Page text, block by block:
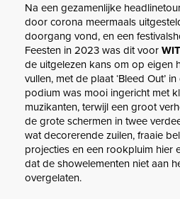
Na een gezamenlijke
door corona meermaals
doorgang vond, en een
Feesten in 2023 was dit voor
de uitgelezen kans om op eigen
vullen, met de plaat ‘Bleed Out’
podium was mooi ingericht met
muzikanten, terwijl een groot
de grote schermen in twee
wat decorerende zuilen, fraaie
projecties en een rookpluim hier
dat de showelementen niet aan
overgelaten.